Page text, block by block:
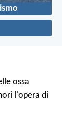
ossa
l'opera di